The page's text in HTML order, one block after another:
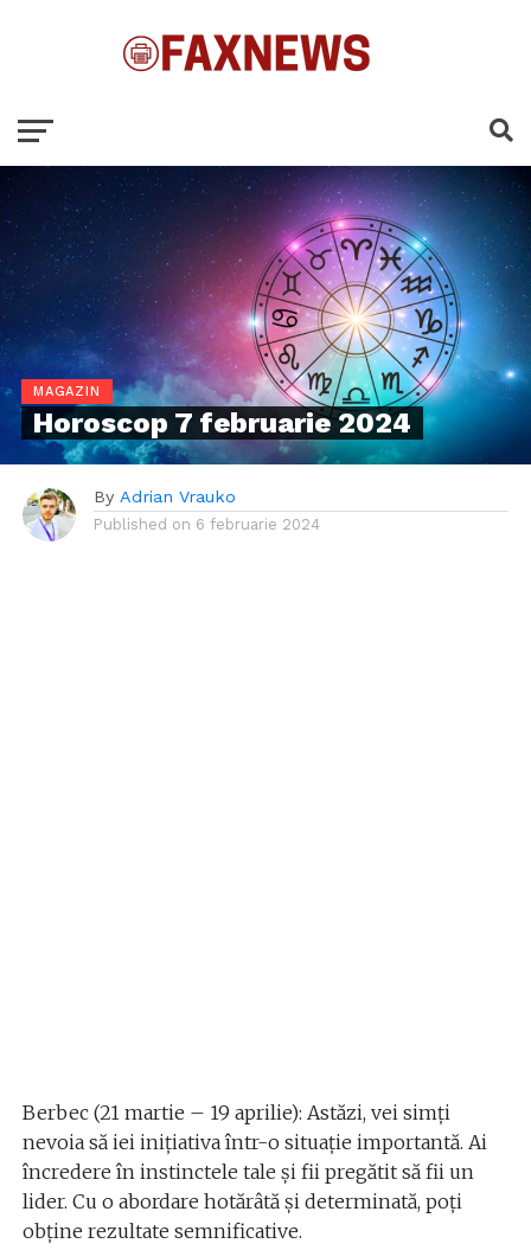
MAGAZIN
Horoscop 7 februarie 2024
By Adrian Vrauko
Published on 6 februarie 2024
Berbec (21 martie – 19 aprilie): Astăzi, vei simți
nevoia să iei inițiativa într-o situație importantă. Ai
încredere în instinctele tale și fii pregătit să fii un
lider. Cu o abordare hotărâtă și determinată, poți
obține rezultate semnificative.